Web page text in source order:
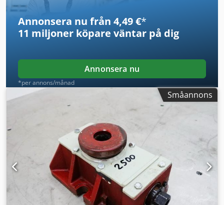
rekommenderar att du verifierar alla väsentliga detaljer.
Annonsera nu från 4,49 €*
11 miljoner köpare väntar på dig
Annonsera nu
*per annons/månad
Småannons